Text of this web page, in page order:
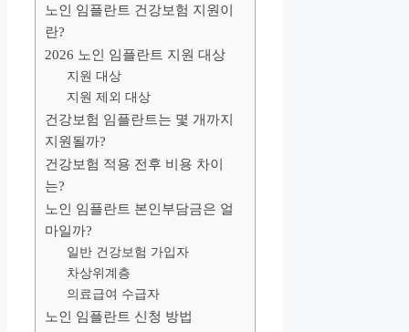
노인 임플란트 건강보험 지원이
란?
2026 노인 임플란트 지원 대상
지원 대상
지원 제외 대상
건강보험 임플란트는 몇 개까지
지원될까?
건강보험 적용 전후 비용 차이
는?
노인 임플란트 본인부담금은 얼
마일까?
일반 건강보험 가입자
차상위계층
의료급여 수급자
노인 임플란트 신청 방법